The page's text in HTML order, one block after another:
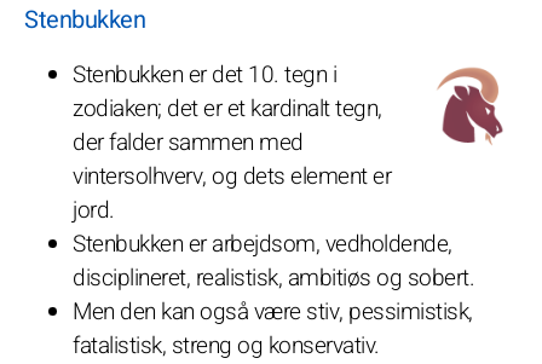
Stenbukken
Stenbukken er det 10. tegn i
zodiaken; det er et kardinalt tegn,
der falder sammen med
vintersolhverv, og dets element er
jord.
Stenbukken er arbejdsom, vedholdende,
disciplineret, realistisk, ambitiøs og sobert.
Men den kan også være stiv, pessimistisk,
fatalistisk, streng og konservativ.